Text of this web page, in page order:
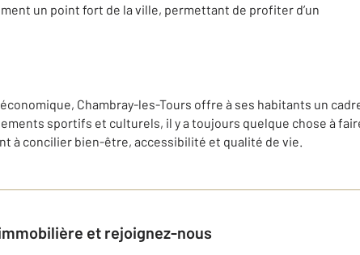
un point fort de la ville, permettant de profiter d’un
Chambray-les-Tours offre à ses habitants un
sportifs et culturels, il y a toujours quelque chose à
à concilier bien-être, accessibilité et qualité de vie.
immobilière et rejoignez-nous